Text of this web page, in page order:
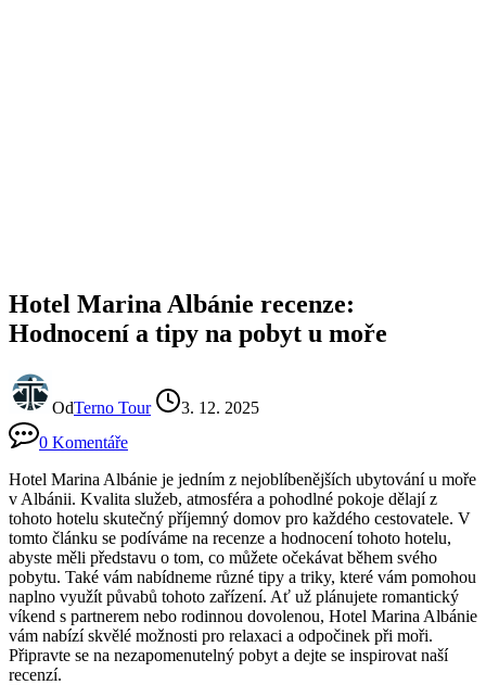
Hotel Marina Albánie recenze:
Hodnocení a tipy na pobyt u moře
OdTerno Tour
3. 12. 2025
0 Komentáře
Hotel Marina Albánie je jedním⁢ z nejoblíbenějších ubytování u moře
v⁤ Albánii.⁢ Kvalita ​služeb, atmosféra a pohodlné pokoje dělají z
tohoto hotelu skutečný příjemný domov pro ​každého cestovatele. V
tomto ⁢článku se podíváme na recenze a hodnocení tohoto hotelu,‍
abyste měli představu o tom, co můžete očekávat‌ během svého
pobytu. Také vám ⁢nabídneme různé tipy ‍a triky, které vám pomohou
naplno ‌využít půvabů tohoto zařízení.⁤ Ať už plánujete‍ romantický
víkend s partnerem nebo rodinnou ⁤dovolenou, Hotel Marina ‌Albánie
⁣vám⁣ nabízí ‌skvělé možnosti pro relaxaci a​ odpočinek při moři.
⁤Připravte se na nezapomenutelný pobyt a ⁤dejte se ‍inspirovat naší
recenzí.